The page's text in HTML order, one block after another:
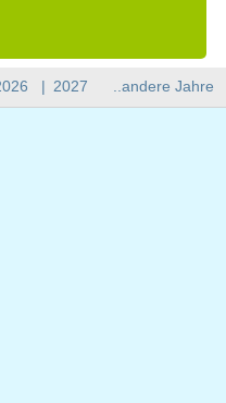
| 2027 ..andere Jahre